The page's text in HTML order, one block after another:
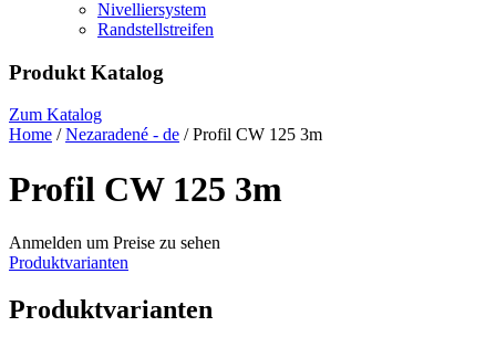
Nivelliersystem
Randstellstreifen
Produkt Katalog
Zum Katalog
Home /Nezaradené - de / Profil CW 125 3m
Profil CW 125 3m
Anmelden um Preise zu sehen
Produktvarianten
Produktvarianten